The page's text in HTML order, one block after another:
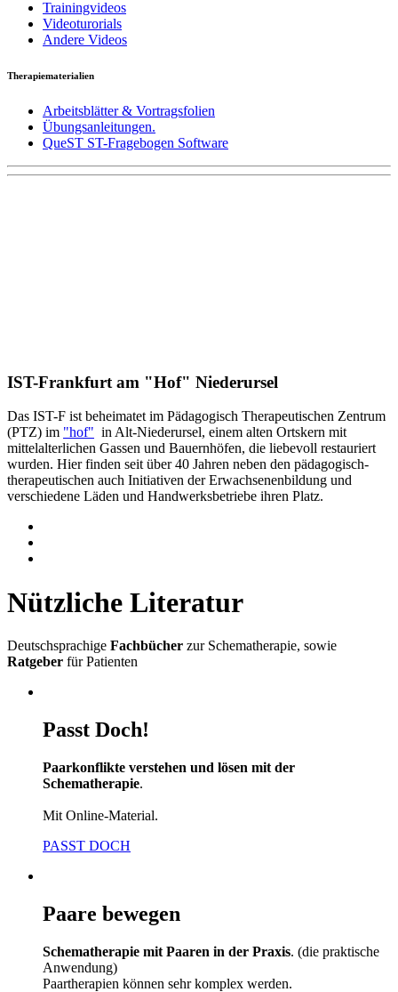
Trainingvideos
Videoturorials
Andere Videos
Therapiematerialien
Arbeitsblätter & Vortragsfolien
Übungsanleitungen.
QueST ST-Fragebogen Software
IST-Frankfurt am "Hof" Niederursel
Das IST-F ist beheimatet im Pädagogisch Therapeutischen Zentrum
(PTZ) im "hof" in Alt-Niederursel, einem alten Ortskern mit
mittelalterlichen Gassen und Bauernhöfen, die liebevoll restauriert
wurden. Hier finden seit über 40 Jahren neben den pädagogisch-
therapeutischen auch Initiativen der Erwachsenenbildung und
verschiedene Läden und Handwerksbetriebe ihren Platz.
Nützliche Literatur
Deutschsprachige Fachbücher zur Schematherapie, sowie
Ratgeber für Patienten
Passt Doch!
Paarkonflikte verstehen und lösen mit der
Schematherapie.
Mit Online-Material.
PASST DOCH
Paare bewegen
Schematherapie mit Paaren in der Praxis. (die praktische
Anwendung)
Paartherapien können sehr komplex werden.